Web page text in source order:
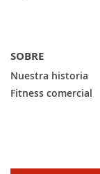
SOBRE
Nuestra historia
Fitness comercial